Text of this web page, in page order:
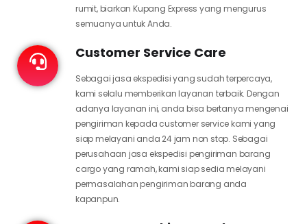
rumit, biarkan Kupang Express yang mengurus
semuanya untuk Anda.
Customer Service Care
Sebagai jasa ekspedisi yang sudah terpercaya,
kami selalu memberikan layanan terbaik. Dengan
adanya layanan ini, anda bisa bertanya mengenai
pengiriman kepada customer service kami yang
siap melayani anda 24 jam non stop. Sebagai
perusahaan jasa ekspedisi pengiriman barang
cargo yang ramah, kami siap sedia melayani
permasalahan pengiriman barang anda
kapanpun.